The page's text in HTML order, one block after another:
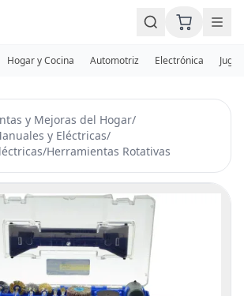
Hogar y Cocina Automotriz Electrónica
y Mejoras del Hogar/
y Eléctricas/
/Herramientas Rotativas